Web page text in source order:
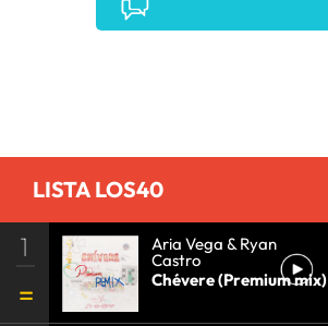
LISTA LOS40
1 Aria Vega & Ryan
Castro
Chévere (Premium mix)